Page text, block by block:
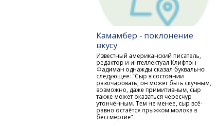
Камамбер - поклонение
вкусу
Известный американский писатель,
редактор и интеллектуал Клифтон
Фадиман однажды сказал буквально
следующее: "Сыр в состоянии
разочаровать, он может быть скучным,
возможно, даже примитивным, сыр
также может оказаться чересчур
утончённым. Тем не менее, сыр всё-
равно остаётся прыжком молока в
бессмертие".